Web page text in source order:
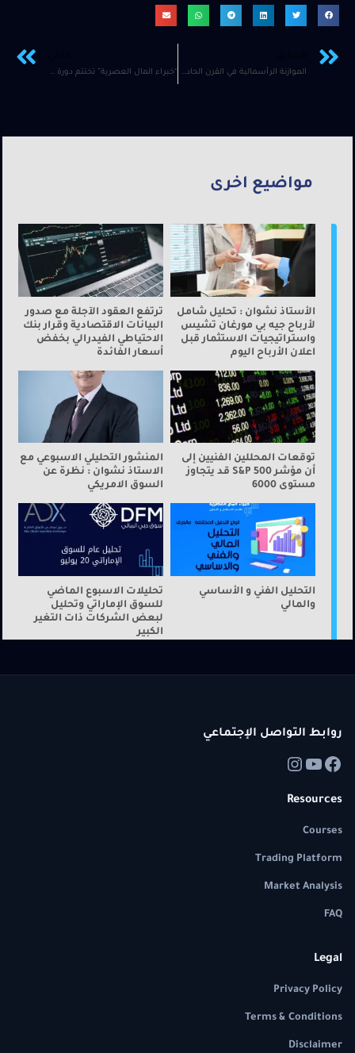
مواضيع اخرى
الأستاذ نشوان : تحليل شامل
لأرباح جيه بي مورغان تشيس
واستراتيجيات الاستثمار قبل
اعلان الأرباح اليوم
ترتفع العقود الآجلة مع صدور
البيانات الاقتصادية وقرار بنك
الاحتياطي الفيدرالي بخفض
أسعار الفائدة
توقعات المحللين الفنيين إلى
أن مؤشر S&P 500 قد يتجاوز
مستوى 6000
المنشور التحليلي الاسبوعي مع
الاستاذ نشوان : نظرة عن
السوق الامريكي
التحليل الفني و الأساسي
والمالي
تحليلات الاسبوع الماضي
للسوق الإماراتي وتحليل
لبعض الشركات ذات التغير
الكبير
الموازنة الرأسمالية في القرن الحادي والعشرين – خبراء المال العصرية تختتم ندوتها في كلية مجان بعنوان “خبراء المال العصرية” تختتم دورة “إدارة المخاطر الاستثمارية” بالتعاون مع الجمعية العمانية للأوراق المالية
روابط التواصل الإجتماعي
Resources
Courses
Trading Platform
Market Analysis
FAQ
Legal
Privacy Policy
Terms & Conditions
Disclaimer